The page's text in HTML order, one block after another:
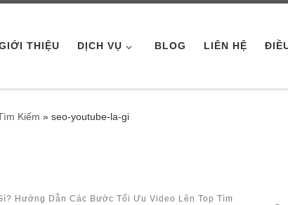
THIỆU DỊCH VỤ BLOG LIÊN HỆ
Kiếm » seo-youtube-la-gi
Hướng Dẫn Các Bước Tối Ưu Video Lên Top Tìm